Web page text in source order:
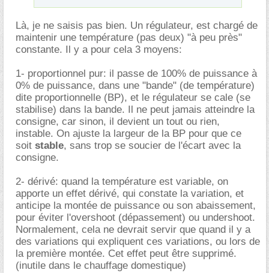
Là, je ne saisis pas bien. Un régulateur, est chargé de
maintenir une température (pas deux) "à peu près"
constante. Il y a pour cela 3 moyens:
1- proportionnel pur: il passe de 100% de puissance à
0% de puissance, dans une "bande" (de température)
dite proportionnelle (BP), et le régulateur se cale (se
stabilise) dans la bande. Il ne peut jamais atteindre la
consigne, car sinon, il devient un tout ou rien,
instable. On ajuste la largeur de la BP pour que ce
soit stable, sans trop se soucier de l'écart avec la
consigne.
2- dérivé: quand la température est variable, on
apporte un effet dérivé, qui constate la variation, et
anticipe la montée de puissance ou son abaissement,
pour éviter l'overshoot (dépassement) ou undershoot.
Normalement, cela ne devrait servir que quand il y a
des variations qui expliquent ces variations, ou lors de
la première montée. Cet effet peut être supprimé.
(inutile dans le chauffage domestique)